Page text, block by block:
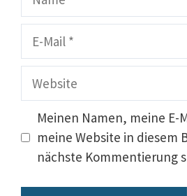
Website
Meinen Namen, meine E-
meine Website in diesem
nächste Kommentierung